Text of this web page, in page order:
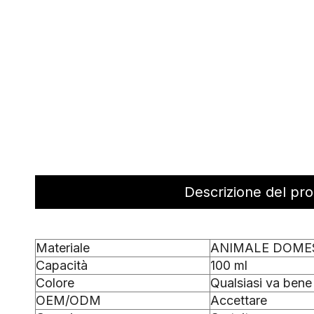
Descrizione del
Materiale
ANIMALE
Capacità
100 ml
Colore
Qualsiasi va bene
OEM/ODM
Accettare